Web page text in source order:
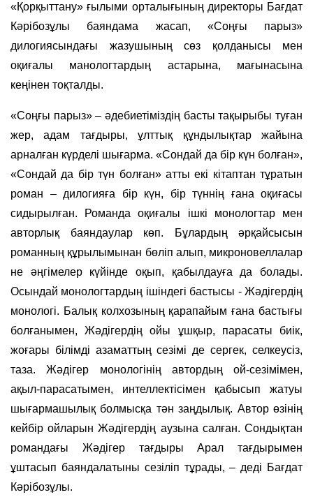
«Қорқыттану» ғылыми орталығының директоры Бағдат
Кәрібозұлы баяндама жасап, «Соңғы парыз»
дилогиясындағы жазушының сөз қолданысы мен
оқиғалы манологтардың астарына, мағынасына
кеңінен тоқталды.
«Соңғы парыз» – әдебиетіміздің басты тақырыбы туған
жер, адам тағдыры, ұлттық құндылықтар жайына
арналған күрделі шығарма. «Сондай да бір күн болған»,
«Сондай да бір түн болған» атты екі кітаптан тұратын
роман – дилогияға бір күн, бір түннің ғана оқиғасы
сидырылған. Романда оқиғалы ішкі монологтар мен
авторлық баяндаулар көп. Бұлардың әрқайсысын
романның құрылымынан бөліп алып, микроновеллалар
не әңгімелер күйінде оқып, қабылдауға да болады.
Осындай монологтардың ішіндегі бастысы - Жәдігердің
монологі. Балық колхозының қарапайым ғана бастығы
болғанымен, Жәдігердің ойы ұшқыр, парасаты биік,
жоғары білімді азаматтың сезімі де сергек, селкеусіз,
таза. Жәдігер монологінің автордың ой-сезімімен,
ақыл-парасатымен, интеллектісімен қабысып жатуы
шығармашылық болмысқа тән заңдылық. Автор өзінің
кейбір ойларын Жәдігердің аузына салған. Сондықтан
романдағы Жәдігер тағдыры Арал тағдырымен
ұштасып баяндалатыны сезіліп тұрады, – деді Бағдат
Кәрібозұлы.